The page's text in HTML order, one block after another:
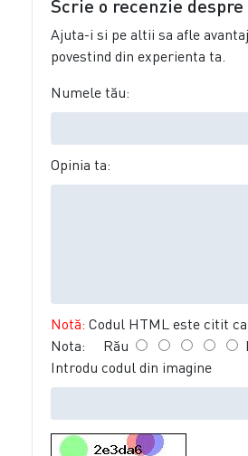
Scrie o recenzie despre
Ajuta-i si pe altii sa afle
povestind din experienta ta.
Numele tău:
Opinia ta:
Notă: Codul HTML este citit
Nota: Rău
Introdu codul din imagine